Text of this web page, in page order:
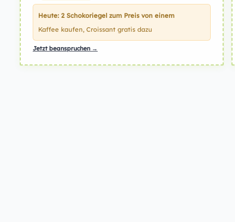
Heute: 2 Schokoriegel zum Preis von einem
Kaffee kaufen, Croissant gratis dazu
Jetzt beanspruchen →